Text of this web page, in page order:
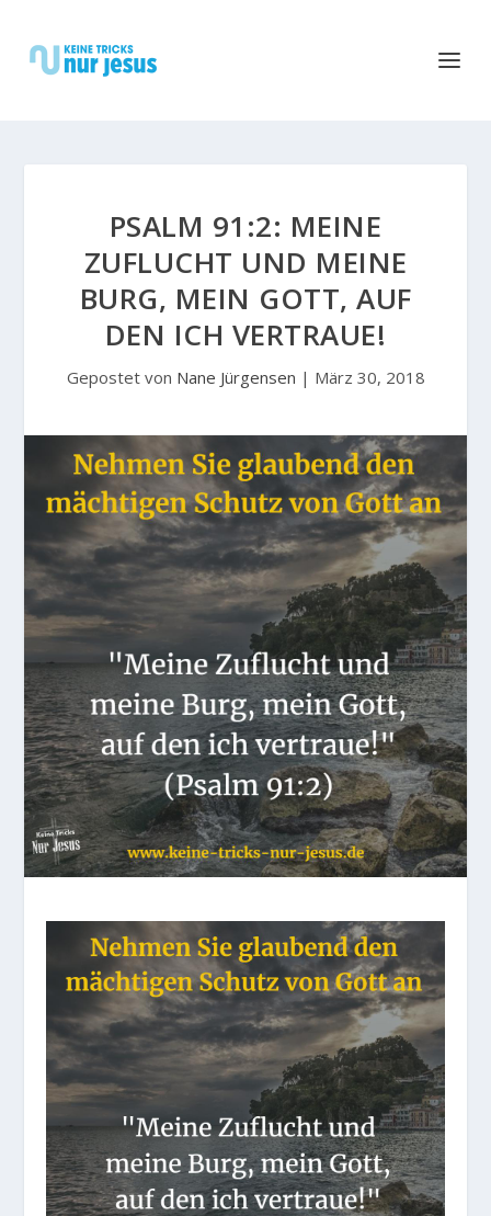
PSALM 91:2: MEINE
ZUFLUCHT UND MEINE
BURG, MEIN GOTT, AUF
DEN ICH VERTRAUE!
Gepostet von Nane Jürgensen | März 30, 2018